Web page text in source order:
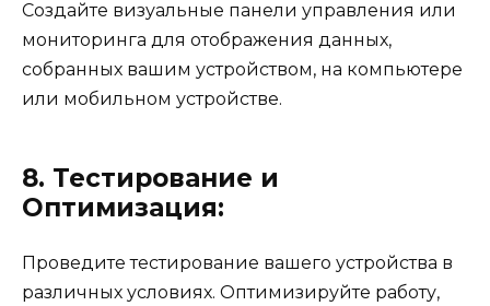
Создайте визуальные панели управления или
мониторинга для отображения данных,
собранных вашим устройством, на компьютере
или мобильном устройстве.
8. Тестирование и
Оптимизация:
Проведите тестирование вашего устройства в
различных условиях. Оптимизируйте работу,